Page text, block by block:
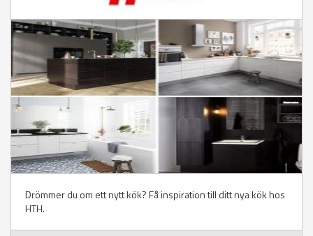
Drömmer du om ett nytt kök? Få inspiration till ditt nya kök hos
HTH.